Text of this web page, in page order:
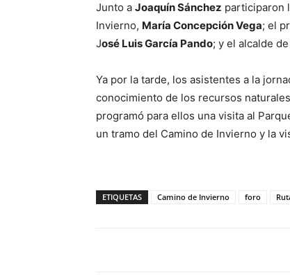
Junto a Joaquín Sánchez participaron
Invierno, María Concepción Vega; el
José Luis García Pando; y el alcalde
Ya por la tarde, los asistentes a la
conocimiento de los recursos
programó para ellos una visita al
un tramo del Camino de Invierno y la
ETIQUETAS Camino de Invierno foro